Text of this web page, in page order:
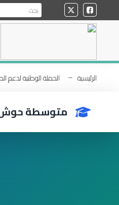
الرئيسية الحملة الوطنية لدعم
متوسطة حوش